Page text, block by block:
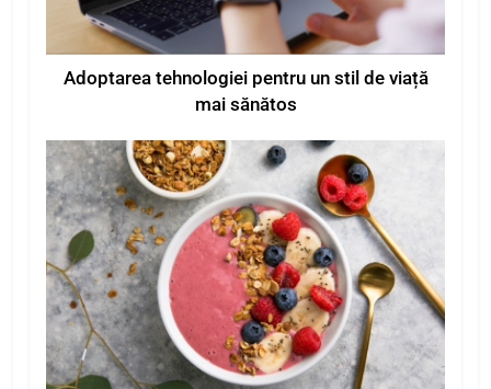
Adoptarea tehnologiei pentru un stil de viață
mai sănătos